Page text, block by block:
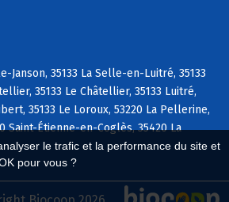
le trafic et la performance du site et
pour vous ?
Janson, 35133 La Selle-en-Luitré, 35133
35133 Le Châtellier, 35133 Luitré,
35133 Le Loroux, 53220 La Pellerine,
Saint-Étienne-en-Coglès, 35420 La